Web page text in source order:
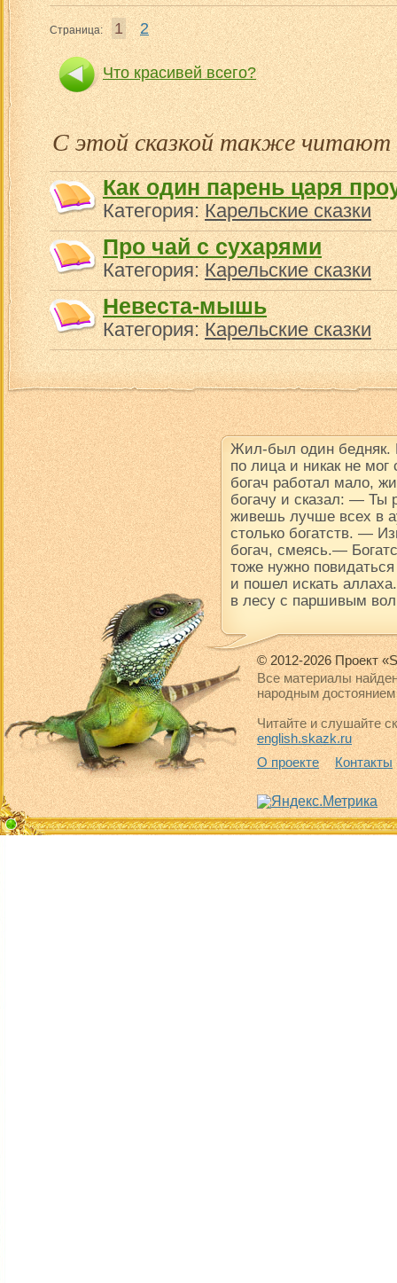
Страница: 1 2
Что красивей всего?
С этой сказкой также читают
Как один парень царя
Категория:Карельские сказки
Про чай с сухарями
Категория:Карельские сказки
Невеста-мышь
Категория:Карельские сказки
Жил-был один бедняк.
по лица и никак не
богач работал мало,
богачу и сказал: — Ты
живешь лучше всех в
столько богатств. —
богач, смеясь.—
тоже нужно
и пошел искать
в лесу с паршивым
© 2012-2026 Проект
Все материалы
народным достоянием
Читайте и слушайте
english.skazk.ru
О проекте
Контакты